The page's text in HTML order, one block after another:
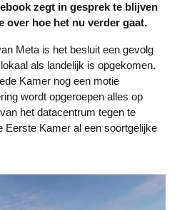
zegt in gesprek te blijven
over hoe het nu verder gaat.
als landelijk is opgekomen.
Kamer nog een motie
wordt opgeroepen alles op
het datacentrum tegen te
Eerste Kamer al een soortgelijke